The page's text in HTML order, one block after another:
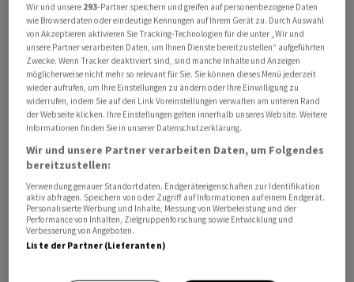
angekündigte Übernahme von Avidity Biosciences
erfolgreich abgeschlossen. Avidity ist damit nun eine
indirekte, vollständig kontrollierte Tochter von
Novartis.Die Transaktion, die am 26. Oktober 2025
bekanntgegeben worden war, erfolgte über die Fusion
einer indirekten Novartis-Tochter mit Avidity, wie es in
einer Mitteilung vom Freitag heisst. Die Aktionärinnen
und Aktionäre von Avidity erhielten 72 US-Dollar je
Aktie in bar.
Damit wird das Unternehmen auf rund 12 Milliarden US-
Dollar auf vollständig verwässerter Basis bewertet, der
Unternehmenswert liegt bei etwa 11 Milliarden US-
Wir und unsere 293-Partner speichern und greifen auf personenbezogene Daten
wie Browserdaten oder eindeutige Kennungen auf Ihrem Gerät zu. Durch Auswahl
von Akzeptieren aktivieren Sie Tracking-Technologien für die unter „Wir und
unsere Partner verarbeiten Daten, um Ihnen Dienste bereitzustellen“ aufgeführten
Zwecke. Wenn Tracker deaktiviert sind, sind manche Inhalte und Anzeigen
möglicherweise nicht mehr so relevant für Sie. Sie können dieses Menü jederzeit
wieder aufrufen, um Ihre Einstellungen zu ändern oder Ihre Einwilligung zu
widerrufen, indem Sie auf den Link Voreinstellungen verwalten am unteren Rand
der Webseite klicken. Ihre Einstellungen gelten innerhalb unseres Website. Weitere
Informationen finden Sie in unserer Datenschutzerklärung.
Wir und unsere Partner verarbeiten Daten, um Folgendes
bereitzustellen:
Verwendung genauer Standortdaten. Endgeräteeigenschaften zur Identifikation
aktiv abfragen. Speichern von oder Zugriff auf Informationen auf einem Endgerät.
Personalisierte Werbung und Inhalte, Messung von Werbeleistung und der
Performance von Inhalten, Zielgruppenforschung sowie Entwicklung und
Verbesserung von Angeboten.
Liste der Partner (Lieferanten)